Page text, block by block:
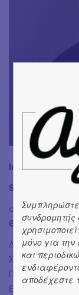
Info:
Sadmen του
από 11.4.2024
Θέατρο Ροές
Δραματουργία:
Σκηνοθεσία:
Ελευθεριάδου,
μόνο για
και
αποδέχεστε